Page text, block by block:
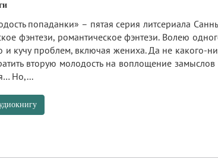
попаданки» – пятая серия литсериала
фэнтези, романтическое фэнтези. Волею
и кучу проблем, включая жениха. Да не какого-
вторую молодость на воплощение
Но,...